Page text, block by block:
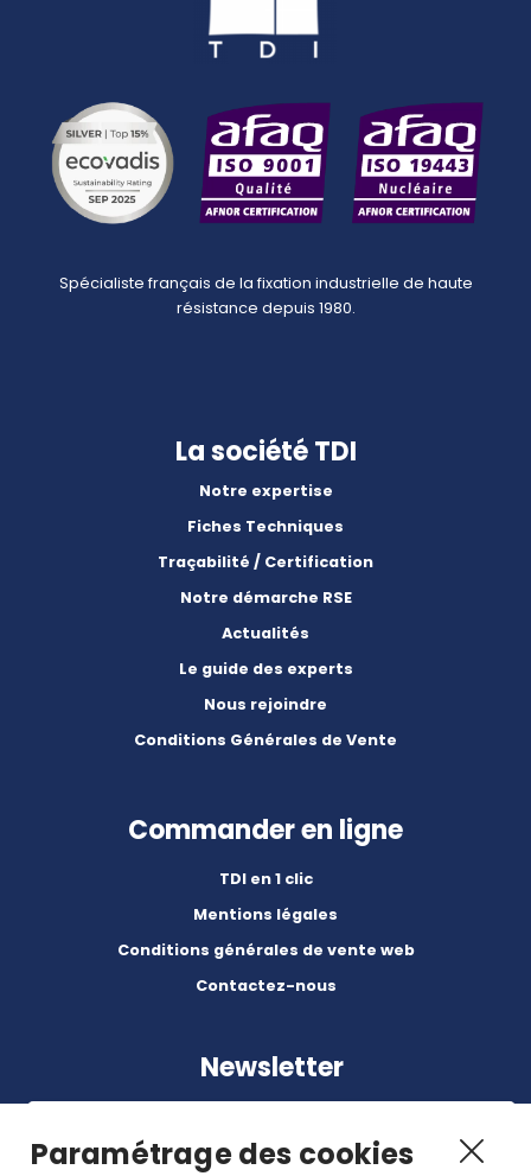
Spécialiste français de la fixation industrielle de haute
résistance depuis 1980.
La société TDI
Notre expertise
Fiches Techniques
Traçabilité / Certification
Notre démarche RSE
Actualités
Le guide des experts
Nous rejoindre
Conditions Générales de Vente
Commander en ligne
TDI en 1 clic
Mentions légales
Conditions générales de vente web
Contactez-nous
Newsletter
Paramétrage des cookies